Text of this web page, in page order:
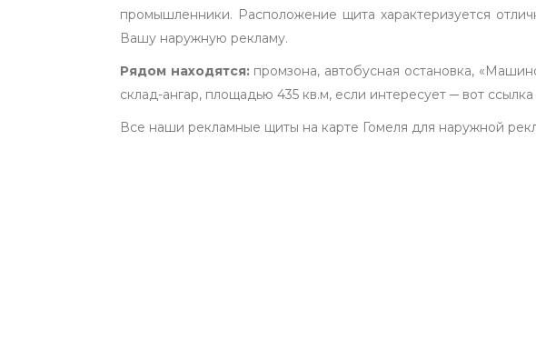
промышленники. Расположение щита характеризуется
Вашу наружную рекламу.
Рядом находятся:промзона, автобусная остановка,
склад-ангар, площадью 435 кв.м, если интересует ­­­─ вот ссылка
Все наши рекламные щиты на карте Гомеля для наружной